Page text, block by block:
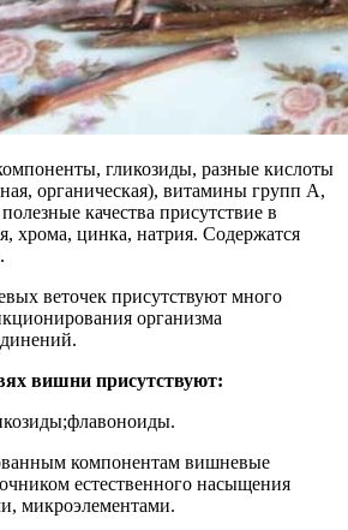
гликозиды, разные кислоты
органическая), витамины групп А,
качества присутствие в
хрома, цинка, натрия. Содержатся
веточек присутствуют много
организма
вишни присутствуют:
компонентам вишневые
естественного насыщения
микроэлементами.